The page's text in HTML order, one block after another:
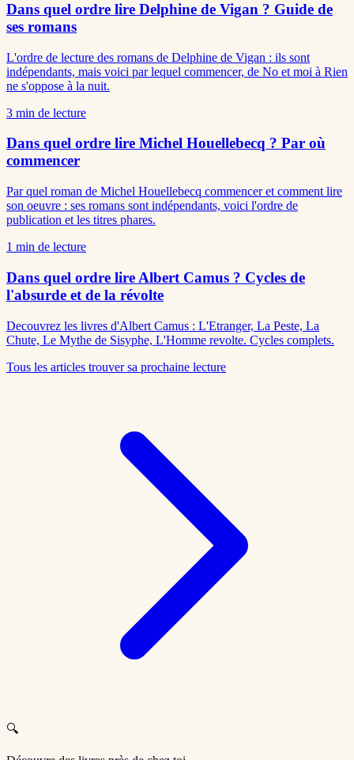
Dans quel ordre lire Delphine de Vigan ? Guide de
ses romans
L'ordre de lecture des romans de Delphine de Vigan : ils sont
indépendants, mais voici par lequel commencer, de No et moi à Rien
ne s'oppose à la nuit.
3 min de lecture
Dans quel ordre lire Michel Houellebecq ? Par où
commencer
Par quel roman de Michel Houellebecq commencer et comment lire
son oeuvre : ses romans sont indépendants, voici l'ordre de
publication et les titres phares.
1 min de lecture
Dans quel ordre lire Albert Camus ? Cycles de
l'absurde et de la révolte
Decouvrez les livres d'Albert Camus : L'Etranger, La Peste, La
Chute, Le Mythe de Sisyphe, L'Homme revolte. Cycles complets.
Tous les articles trouver sa prochaine lecture
🔍